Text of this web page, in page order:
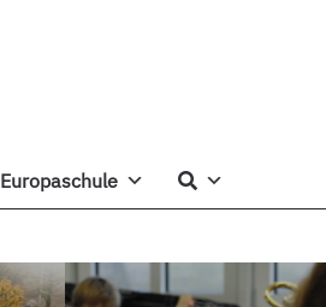
Europaschule